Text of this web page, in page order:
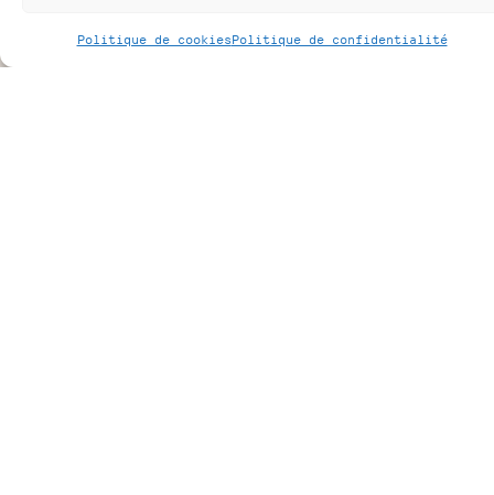
Politique de cookiesPolitique de confidentialité
N'hésitez pas à nous